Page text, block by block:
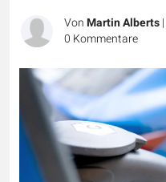
VonMartin Alberts|
0 Kommentare